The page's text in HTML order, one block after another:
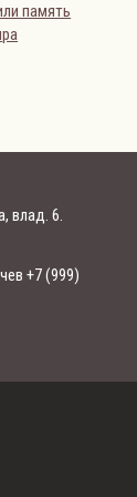
память
влад. 6.
+7 (999)